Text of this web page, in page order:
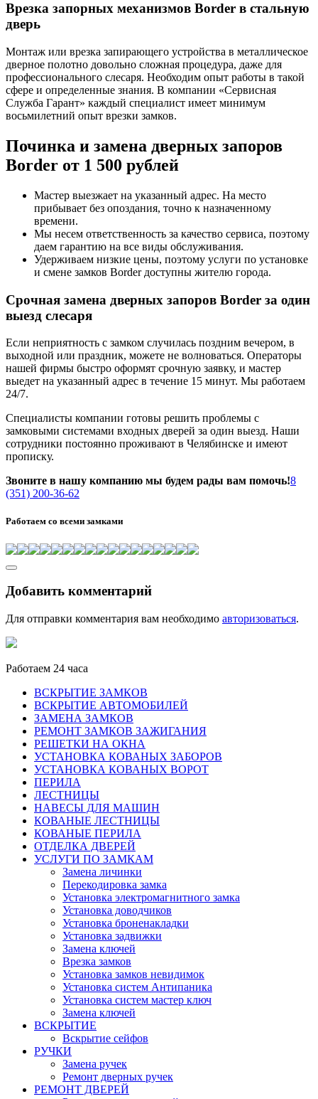
Врезка запорных механизмов Border в стальную
дверь
Монтаж или врезка запирающего устройства в металлическое
дверное полотно довольно сложная процедура, даже для
профессионального слесаря. Необходим опыт работы в такой
сфере и определенные знания. В компании «Сервисная
Служба Гарант» каждый специалист имеет минимум
восьмилетний опыт врезки замков.
Починка и замена дверных запоров
Border от 1 500 рублей
Мастер выезжает на указанный адрес. На место
прибывает без опоздания, точно к назначенному
времени.
Мы несем ответственность за качество сервиса, поэтому
даем гарантию на все виды обслуживания.
Удерживаем низкие цены, поэтому услуги по установке
и смене замков Border доступны жителю города.
Срочная замена дверных запоров Border за один
выезд слесаря
Если неприятность с замком случилась поздним вечером, в
выходной или праздник, можете не волноваться. Операторы
нашей фирмы быстро оформят срочную заявку, и мастер
выедет на указанный адрес в течение 15 минут. Мы работаем
24/7.
Специалисты компании готовы решить проблемы с
замковыми системами входных дверей за один выезд. Наши
сотрудники постоянно проживают в Челябинске и имеют
прописку.
Звоните в нашу компанию мы будем рады вам помочь!8
(351) 200-36-62
Работаем со всеми замками
Добавить комментарий
Для отправки комментария вам необходимо авторизоваться.
Работаем 24 часа
ВСКРЫТИЕ ЗАМКОВ
ВСКРЫТИЕ АВТОМОБИЛЕЙ
ЗАМЕНА ЗАМКОВ
РЕМОНТ ЗАМКОВ ЗАЖИГАНИЯ
РЕШЕТКИ НА ОКНА
УСТАНОВКА КОВАНЫХ ЗАБОРОВ
УСТАНОВКА КОВАНЫХ ВОРОТ
ПЕРИЛА
ЛЕСТНИЦЫ
НАВЕСЫ ДЛЯ МАШИН
КОВАНЫЕ ЛЕСТНИЦЫ
КОВАНЫЕ ПЕРИЛА
ОТДЕЛКА ДВЕРЕЙ
УСЛУГИ ПО ЗАМКАМ
Замена личинки
Перекодировка замка
Установка электромагнитного замка
Установка доводчиков
Установка броненакладки
Установка задвижки
Замена ключей
Врезка замков
Установка замков невидимок
Установка систем Антипаника
Установка систем мастер ключ
Замена ключей
ВСКРЫТИЕ
Вскрытие сейфов
РУЧКИ
Замена ручек
Ремонт дверных ручек
РЕМОНТ ДВЕРЕЙ